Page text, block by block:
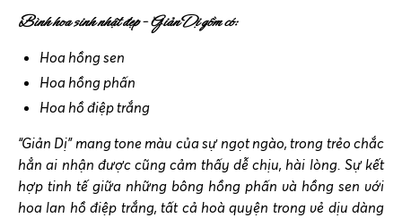
Bình hoa sinh nhật đẹp – Giản Dị gồm có:
Hoa hồng sen
Hoa hồng phấn
Hoa hồ điệp trắng
“Giản Dị” mang tone màu của sự ngọt ngào, trong trẻo chắc
hẳn ai nhận được cũng cảm thấy dễ chịu, hài lòng. Sự kết
hợp tinh tế giữa những bông hồng phấn và hồng sen với
hoa lan hồ điệp trắng, tất cả hoà quyện trong vẻ dịu dàng